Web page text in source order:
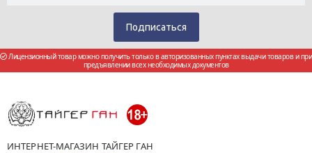
Лицензионный товар можно получить только в авторизованных пунктах выдачи товаров и при
предъявлении всех необходимых документов
ИНТЕРНЕТ-МАГАЗИН ТАЙГЕР ГАН